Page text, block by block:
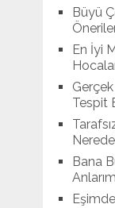
Büyü
En İyi
Tespit
Bana